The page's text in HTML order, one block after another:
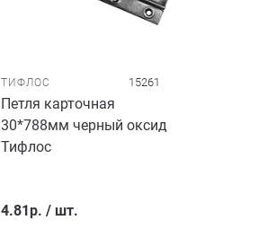
ТИФЛОС 15261
Петля карточная
30*788мм черный оксид
Тифлос
4.81р. /шт.